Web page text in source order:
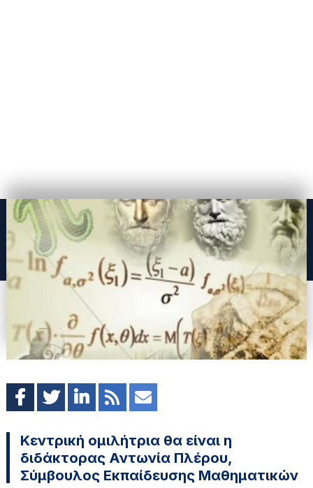
Κεντρική ομιλήτρια θα είναι η
διδάκτορας Αντωνία Πλέρου,
Σύμβουλος Εκπαίδευσης Μαθηματικών